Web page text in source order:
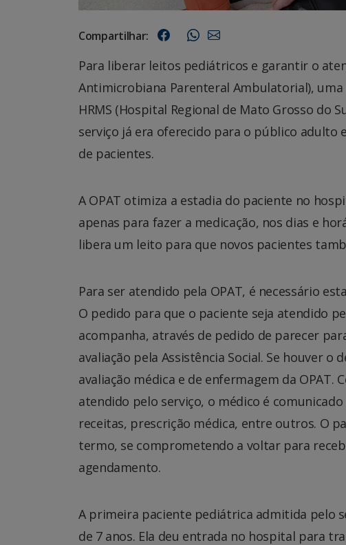
Compartilhar:
Para liberar leitos pediátricos e garantir o
Antimicrobiana Parenteral Ambulatorial),
HRMS (Hospital Regional de Mato Grosso do
serviço já era oferecido para o público
de pacientes.
A OPAT otimiza a estadia do paciente no
apenas para fazer a medicação, nos dias e
libera um leito para que novos pacientes
Para ser atendido pela OPAT, é necessário
O pedido para que o paciente seja atendido
acompanha, através de pedido de parecer
avaliação pela Assistência Social. Se houver
avaliação médica e de enfermagem da
atendido pelo serviço, o médico é
receitas, prescrição médica, entre outros. O
termo, se comprometendo a voltar para
agendamento.
A primeira paciente pediátrica admitida pelo
de 7 anos. Ela deu entrada no hospital para